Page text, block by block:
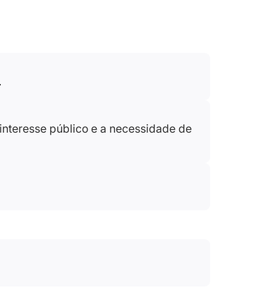
público e a necessidade de